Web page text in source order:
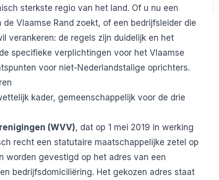
sterkste regio van het land. Of u nu een
Vlaamse Rand zoekt, of een bedrijfsleider die
verankeren: de regels zijn duidelijk en het
specifieke verplichtingen voor het Vlaamse
voor niet-Nederlandstalige oprichters.
kader, gemeenschappelijk voor de drie
(WVV), dat op 1 mei 2019 in werking
recht een statutaire maatschappelijke zetel op
worden gevestigd op het adres van een
bedrijfsdomiciliëring. Het gekozen adres staat